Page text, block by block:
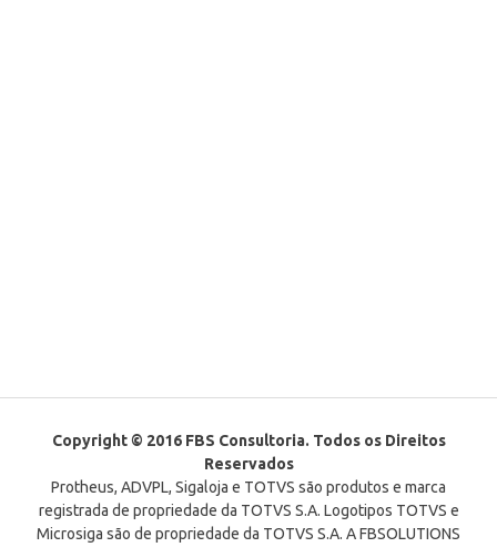
Copyright © 2016 FBS Consultoria. Todos os Direitos
Reservados
Protheus, ADVPL, Sigaloja e TOTVS são produtos e marca
registrada de propriedade da TOTVS S.A. Logotipos TOTVS e
Microsiga são de propriedade da TOTVS S.A. A FBSOLUTIONS